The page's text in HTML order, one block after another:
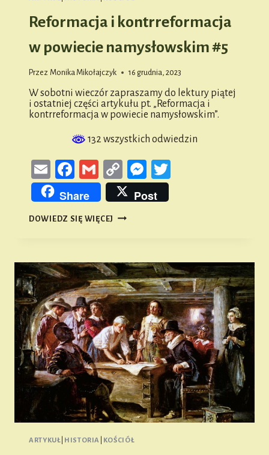
Reformacja i kontrreformacja
w powiecie namysłowskim #5
Przez Monika Mikołajczyk 16 grudnia, 2023
W sobotni wieczór zapraszamy do lektury piątej
i ostatniej części artykułu pt. „Reformacja i
kontrreformacja w powiecie namysłowskim”.
132 wszystkich odwiedzin
EmailFacebook
GmailCopy
Link
Messenger
Share Post
DOWIEDZ SIĘ WIĘCEJ REFORMACJA
#5
ARTYKUŁ HISTORIA KOŚCIÓŁ